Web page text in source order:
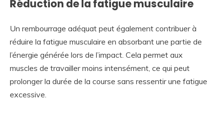
Réduction de la fatigue musculaire
Un rembourrage adéquat peut également contribuer à
réduire la fatigue musculaire en absorbant une partie de
l’énergie générée lors de l’impact. Cela permet aux
muscles de travailler moins intensément, ce qui peut
prolonger la durée de la course sans ressentir une fatigue
excessive.